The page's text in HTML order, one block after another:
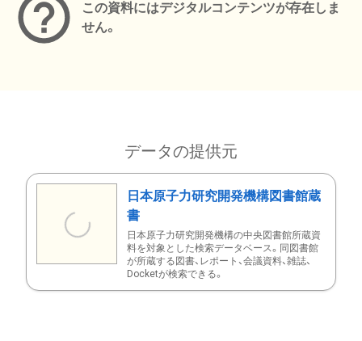
この資料にはデジタルコンテンツが存在しま
せん。
データの提供元
日本原子力研究開発機構図書館蔵
書
日本原子力研究開発機構の中央図書館所蔵資
料を対象とした検索データベース。同図書館
が所蔵する図書、レポート、会議資料、雑誌、
Docketが検索できる。